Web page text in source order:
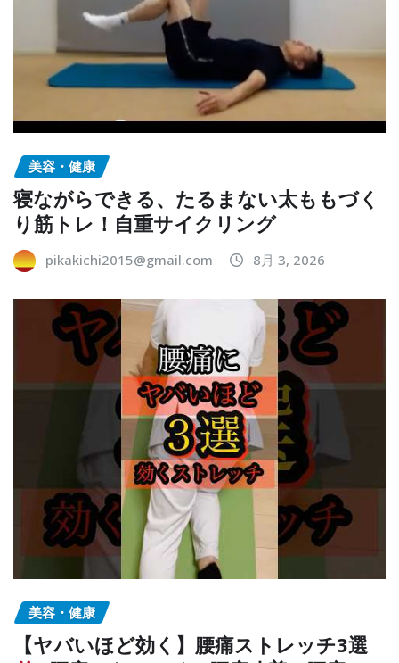
美容・健康
寝ながらできる、たるまない太ももづく
り筋トレ！自重サイクリング
pikakichi2015@gmail.com 8月 3, 2026
美容・健康
【ヤバいほど効く】腰痛ストレッチ3選